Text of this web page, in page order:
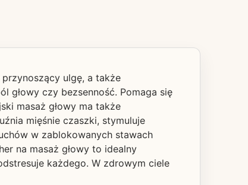
ulgę, a także
głowy czy bezsenność. Pomaga się
masaż głowy ma także
mięśnie czaszki, stymuluje
w zablokowanych stawach
na masaż głowy to idealny
każdego. W zdrowym ciele